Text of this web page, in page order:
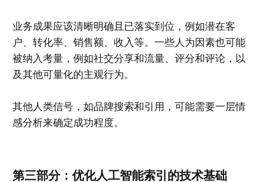
业务成果应该清晰明确且已落实到位，例如潜在客
户、转化率、销售额、收入等。一些人为因素也可能
被纳入考量，例如社交分享和流量、评分和评论，以
及其他可量化的主观行为。
其他人类信号，如品牌搜索和引用，可能需要一层情
感分析来确定成功程度。
第三部分：优化人工智能索引的技术基础